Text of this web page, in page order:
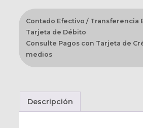
Contado Efectivo / Transferencia
Tarjeta de Débito
Consulte Pagos con Tarjeta de
medios
Descripción